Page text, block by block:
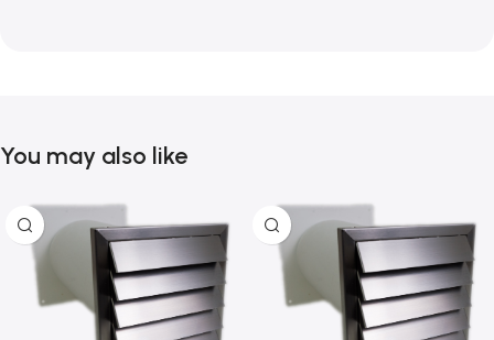
You may also like